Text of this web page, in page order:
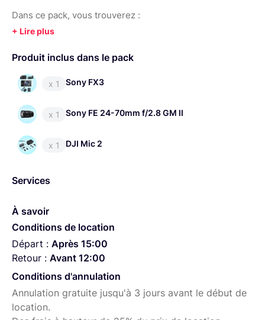
Dans ce pack, vous trouverez :
1 Sony FX3 (
1 DJI Mic 2
( 2 émetteur et 1 récepteur)
Produit inclus dans le pack
x 1 Sony FX3
x 1 Sony FE 24-70mm f/2.8 GM II
x 1 DJI Mic 2
Services
À savoir
Conditions de location
Départ : Après 15:00
Retour : Avant 12:00
Conditions d'annulation
Annulation gratuite jusqu'à 3 jours avant le début de
location.